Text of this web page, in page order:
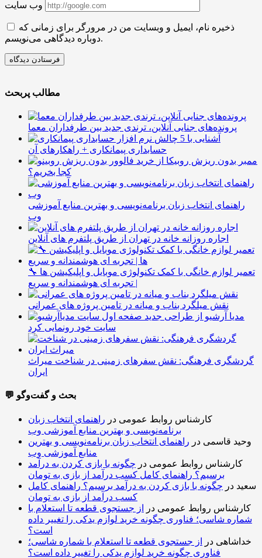
وب سایت
ذخیره نام، ایمیل و وبسایت من در مرورگر برای زمانی که
دوباره دیدگاهی می‌نویسم.
مطالب پربحث
پرونده‌های جنایی آنلاین، ترندی جدید بین طرفداران معما
آشنایی با 5 چالش
حسابداری پیمانکاری + راهکارهای آن
ممبر بدون ریزش روبیکا از
کجا بخریم؟
راهنمای انتخاب زبان برنامه‌نویسی و بهترین منابع آموزشی
وب
اجاره روزانه خانه در تهران از طریق پلتفرم های آنلاین
🔧 تعمیر لوازم خانگی با کمک تکنولوژی موبایل و اپلیکیشن ها
| تجربه ای هوشمندانه و سریع
نقش میلگرد بناب و میانه در تامین پروژه های عمرانی
مدیا آرشیو از طراحی جدید
سایت خود رونمایی کرد
گردشگری فرهنگی: نقش سفرهای زمینی در شناخت میراث
ایران
💬 بحث و گفت‌وگو
کارشناس روابط عمومی در راهنمای انتخاب زبان
برنامه‌نویسی و بهترین منابع آموزشی وب
وحید قاسمی در راهنمای انتخاب زبان برنامه‌نویسی و بهترین
منابع آموزشی وب
کارشناس روابط عمومی در چگونه با بازی کردن به درآمد
برسیم؟ راهنمای کامل کسب درآمد از بازی به تومان
سعید در چگونه با بازی کردن به درآمد برسیم؟ راهنمای کامل
کسب درآمد از بازی به تومان
کارشناس روابط عمومی در
از جستجوی قطعه تا استعلام با
شماره شاسی؛ فناوری چگونه خرید لوازم یدکی را تغییر داده
است؟
خداشاهی در
از جستجوی قطعه تا استعلام با شماره شاسی؛
فناوری چگونه خرید لوازم یدکی را تغییر داده است؟